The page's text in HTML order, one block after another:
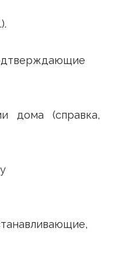
дома (справка,